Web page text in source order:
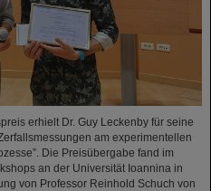
erhielt Dr. Guy Leckenby für seine
am experimentellen
Die Preisübergabe fand im
an der Universität Ioannina in
von Professor Reinhold Schuch von